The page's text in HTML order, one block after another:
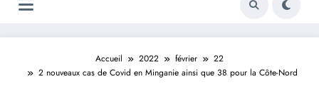
Accueil 2022 février
22
2 nouveaux cas de Covid en Minganie ainsi que 38 pour la Côte-Nord